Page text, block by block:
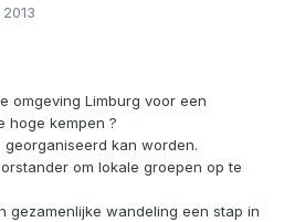
omgeving Limburg voor een
hoge kempen ?
kan worden.
om lokale groepen op te
gezamenlijke wandeling een stap in